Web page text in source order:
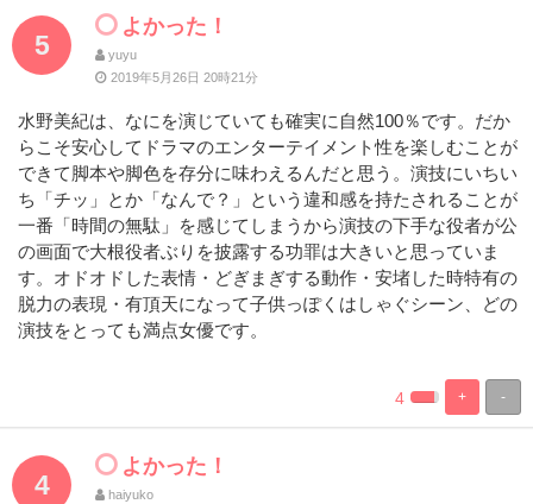
5
よかった！
yuyu
2019年5月26日 20時21分
水野美紀は、なにを演じていても確実に自然100％です。だか
らこそ安心してドラマのエンターテイメント性を楽しむことが
できて脚本や脚色を存分に味わえるんだと思う。演技にいちい
ち「チッ」とか「なんで？」という違和感を持たされることが
一番「時間の無駄」を感じてしまうから演技の下手な役者が公
の画面で大根役者ぶりを披露する功罪は大きいと思っていま
す。オドオドした表情・どぎまぎする動作・安堵した時特有の
脱力の表現・有頂天になって子供っぽくはしゃぐシーン、どの
演技をとっても満点女優です。
-
+
%
Complete
100%
Complete
4
4
よかった！
haiyuko